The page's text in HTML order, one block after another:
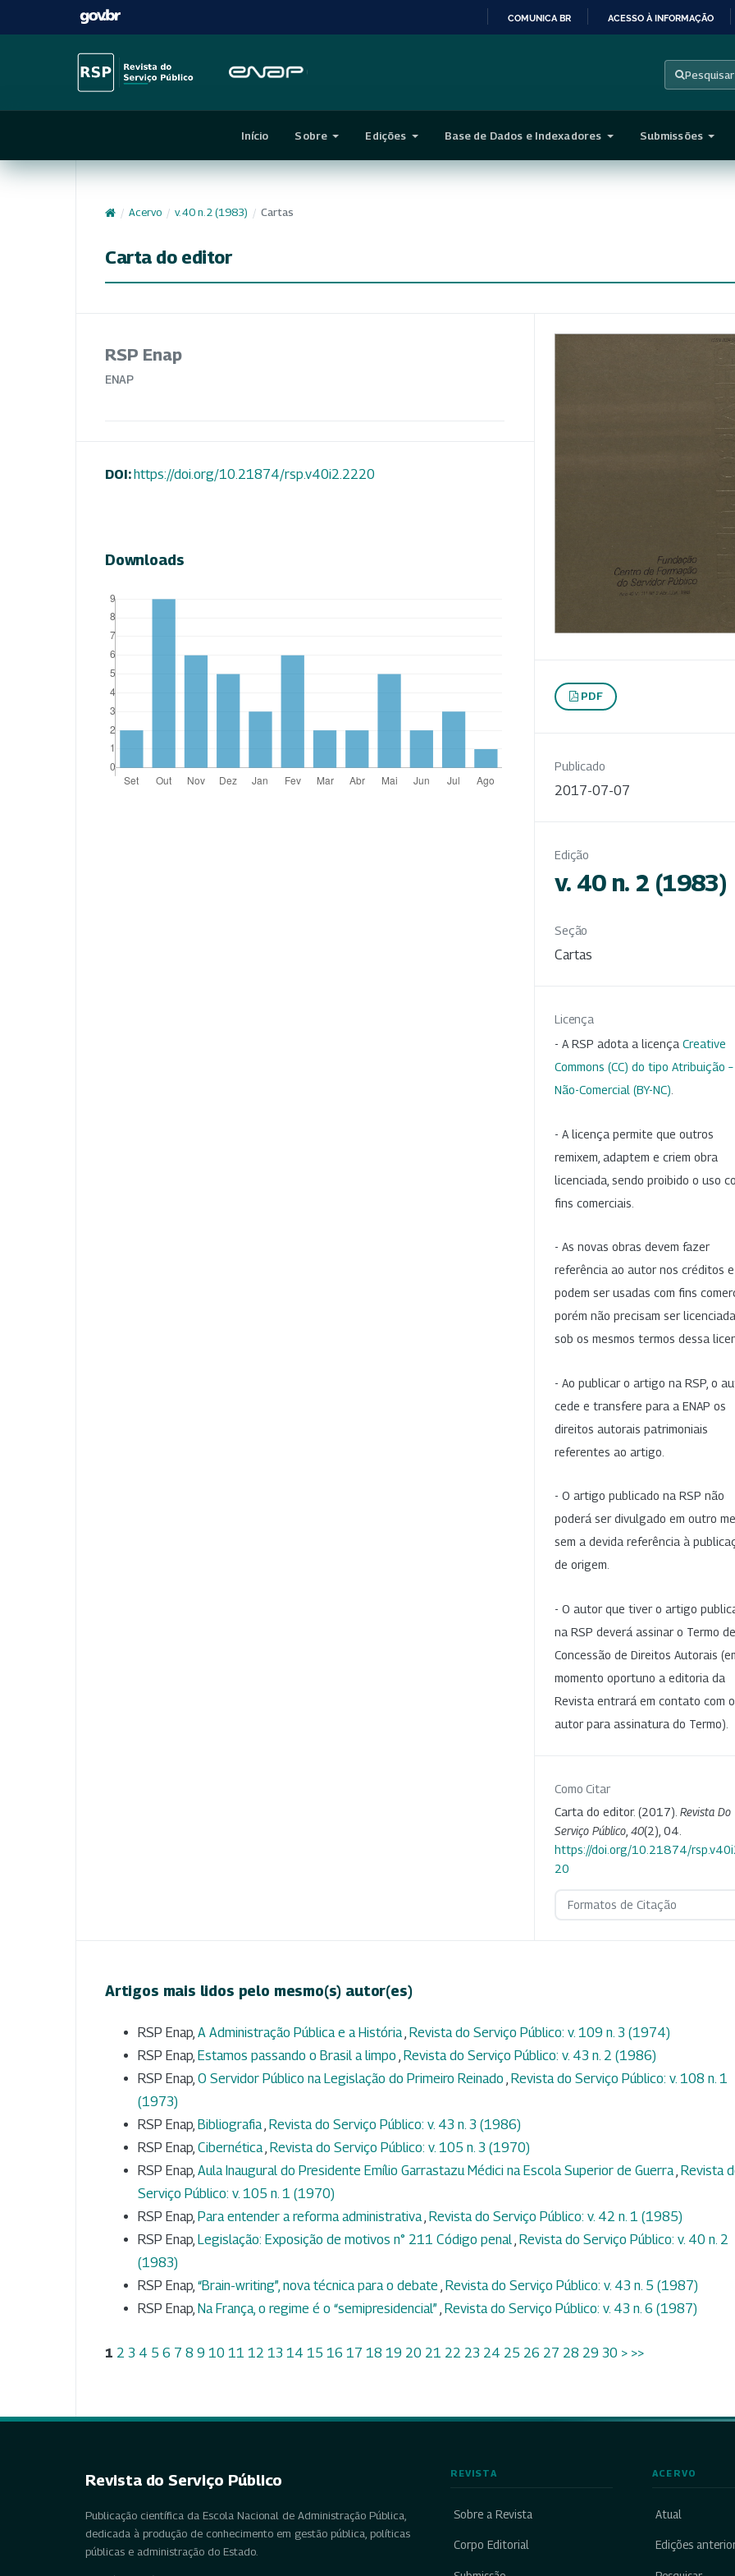
CONTEÚDO
COMUNICA BR ACESSO À INFORMAÇÃO
Pesquisar
Início Sobre Edições Base de Dados e Indexadores Submissões
/ Acervo / v. 40 n. 2 (1983) / Cartas
Carta do editor
RSP Enap
ENAP
DOI:https://doi.org/10.21874/rsp.v40i2.2220
Downloads
PDF
Publicado
2017-07-07
Edição
v. 40 n. 2 (1983)
Seção
Cartas
Licença
- A RSP adota a licença Creative
Commons (CC) do tipo Atribuição –
Não-Comercial (BY-NC)
- A licença permite que outros
remixem, adaptem e criem obra
licenciada, sendo proibido o uso
fins comerciais.
- As novas obras devem fazer
referência ao autor nos créditos
podem ser usadas com fins
porém não precisam ser
sob os mesmos termos dessa
- Ao publicar o artigo na RSP, o
cede e transfere para a ENAP os
direitos autorais patrimoniais
referentes ao artigo.
- O artigo publicado na RSP não
poderá ser divulgado em outro
sem a devida referência à
de origem.
- O autor que tiver o artigo
na RSP deverá assinar o Termo de
Concessão de Direitos Autorais
momento oportuno a editoria da
Revista entrará em contato com o
autor para assinatura do Termo).
Como Citar
Carta do editor. (2017). Revista Do
Serviço Público 40(2), 04.
https://doi.org/10.21874/
20
Formatos de Citação
Artigos mais lidos pelo mesmo(s) autor(es)
RSP Enap, A Administração Pública e a História, Revista do Serviço Público: v. 109 n. 3 (1974)
RSP Enap, Estamos passando o Brasil a limpo , Revista do Serviço Público: v. 43 n. 2 (1986)
RSP Enap, O Servidor Público na Legislação do Primeiro Reinado , Revista do Serviço Público: v. 108 n. 1
(1973)
RSP Enap, Bibliografia, Revista do Serviço Público: v. 43 n. 3 (1986)
RSP Enap, Cibernética, Revista do Serviço Público: v. 105 n. 3 (1970)
RSP Enap, Aula Inaugural do Presidente Emílio Garrastazu Médici na Escola Superior de Guerra, Revista
Serviço Público: v. 105 n. 1 (1970)
RSP Enap, Para entender a reforma administrativa, Revista do Serviço Público: v. 42 n. 1 (1985)
RSP Enap, Legislação: Exposição de motivos n° 211 Código penal, Revista do Serviço Público: v. 40 n. 2
(1983)
RSP Enap, “Brain-writing”, nova técnica para o debate , Revista do Serviço Público: v. 43 n. 5 (1987)
RSP Enap, Na França, o regime é o “semipresidencial” , Revista do Serviço Público: v. 43 n. 6 (1987)
1 2 3 4 5 6 7 8 9 10 11 12 13 14 15 16 17 18 19 20 21 22 23 24 25 26 27 28 29 30 > >>
Revista do Serviço Público
Publicação científica da Escola Nacional de Administração Pública,
dedicada à produção de conhecimento em gestão pública, políticas
públicas e administração do Estado.
REVISTA
Sobre a Revista
Corpo Editorial
ACERVO
Atual
Edições